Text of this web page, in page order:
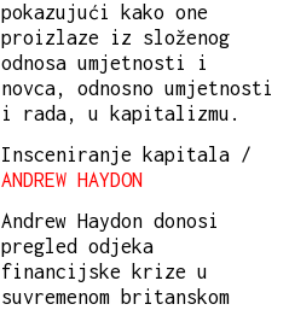
pokazujući kako one
proizlaze iz složenog
odnosa umjetnosti i
novca, odnosno umjetnosti
i rada, u kapitalizmu.
Insceniranje kapitala /
ANDREW HAYDON
Andrew Haydon donosi
pregled odjeka
financijske krize u
suvremenom britanskom